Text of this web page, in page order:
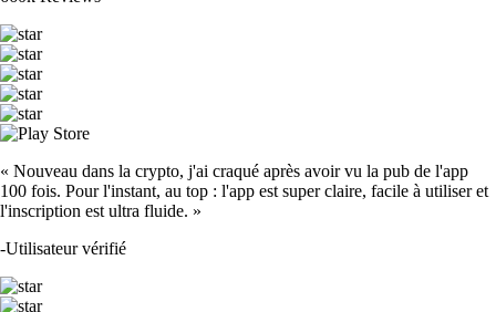
« Nouveau dans la crypto, j'ai craqué après avoir vu la pub de l'app
100 fois. Pour l'instant, au top : l'app est super claire, facile à utiliser et
l'inscription est ultra fluide. »
-Utilisateur vérifié